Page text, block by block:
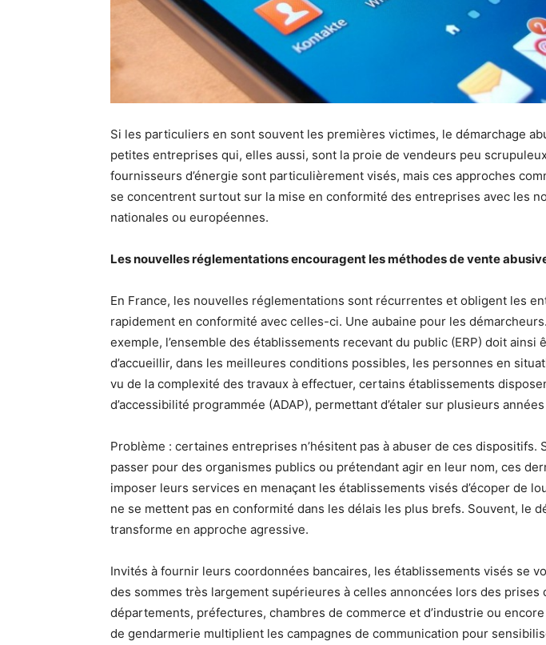
Si les particuliers en sont souvent les premières victimes, le démarchage
petites entreprises qui, elles aussi, sont la proie de vendeurs peu
fournisseurs d’énergie sont particulièrement visés, mais ces approches
se concentrent surtout sur la mise en conformité des entreprises avec les
nationales ou européennes.
Les nouvelles réglementations encouragent les méthodes de vente
En France, les nouvelles réglementations sont récurrentes et obligent les
rapidement en conformité avec celles-ci. Une aubaine pour les
exemple, l’ensemble des établissements recevant du public (ERP) doit ainsi
d’accueillir, dans les meilleures conditions possibles, les personnes en
vu de la complexité des travaux à effectuer, certains établissements
d’accessibilité programmée (ADAP), permettant d’étaler sur plusieurs
Problème : certaines entreprises n’hésitent pas à abuser de ces dispositifs.
passer pour des organismes publics ou prétendant agir en leur nom, ces
imposer leurs services en menaçant les établissements visés d’écoper de
ne se mettent pas en conformité dans les délais les plus brefs. Souvent, le
transforme en approche agressive.
Invités à fournir leurs coordonnées bancaires, les établissements visés se
des sommes très largement supérieures à celles annoncées lors des prises
départements, préfectures, chambres de commerce et d’industrie ou
de gendarmerie multiplient les campagnes de communication pour